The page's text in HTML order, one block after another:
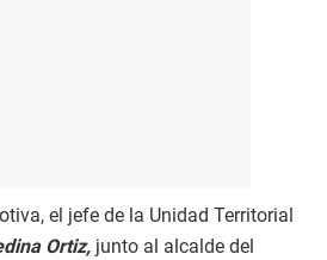
el jefe de la Unidad Territorial
Ortiz, junto al alcalde del